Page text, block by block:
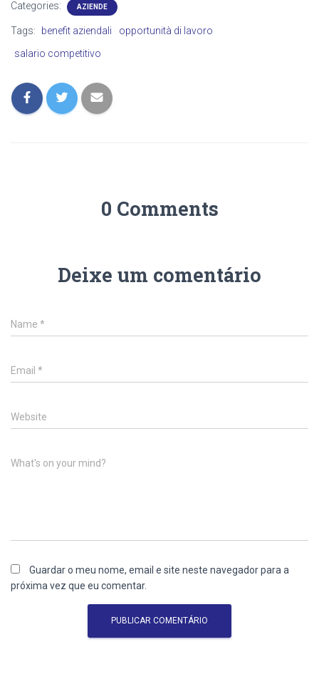
Categories: AZIENDE
Tags: benefit aziendali
opportunità di lavoro
salario competitivo
0 Comments
Deixe um comentário
Name *
Email *
Website
What's on your mind?
Guardar o meu nome, email e site neste navegador para a
próxima vez que eu comentar.